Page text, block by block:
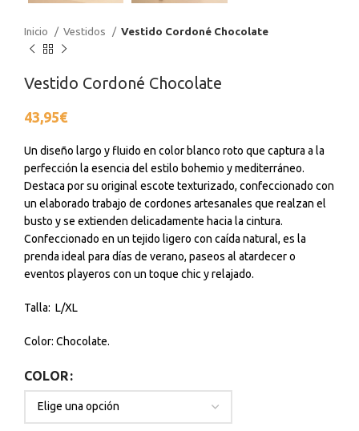
Inicio Vestidos Vestido Cordoné Chocolate
Vestido Cordoné Chocolate
43,95€
Un diseño largo y fluido en color blanco roto que captura a la
perfección la esencia del estilo bohemio y mediterráneo.
Destaca por su original escote texturizado, confeccionado con
un elaborado trabajo de cordones artesanales que realzan el
busto y se extienden delicadamente hacia la cintura.
Confeccionado en un tejido ligero con caída natural, es la
prenda ideal para días de verano, paseos al atardecer o
eventos playeros con un toque chic y relajado.
Talla: L/XL
Color: Chocolate.
COLOR